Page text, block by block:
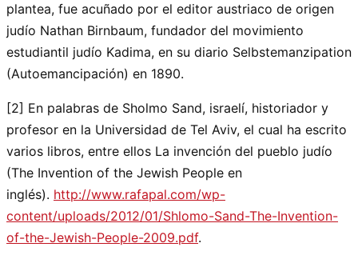
plantea, fue acuñado por el editor austriaco de origen
judío Nathan Birnbaum, fundador del movimiento
estudiantil judío Kadima, en su diario Selbstemanzipation
(Autoemancipación) en 1890.
[2] En palabras de Sholmo Sand, israelí, historiador y
profesor en la Universidad de Tel Aviv, el cual ha escrito
varios libros, entre ellos La invención del pueblo judío
(The Invention of the Jewish People en
inglés). http://www.rafapal.com/wp-
content/uploads/2012/01/Shlomo-Sand-The-Invention-
of-the-Jewish-People-2009.pdf.